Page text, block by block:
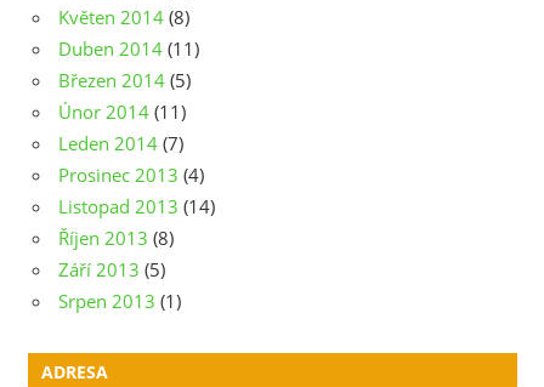
Květen 2014 (8)
Duben 2014 (11)
Březen 2014 (5)
Únor 2014 (11)
Leden 2014 (7)
Prosinec 2013 (4)
Listopad 2013 (14)
Říjen 2013 (8)
Září 2013 (5)
Srpen 2013 (1)
ADRESA